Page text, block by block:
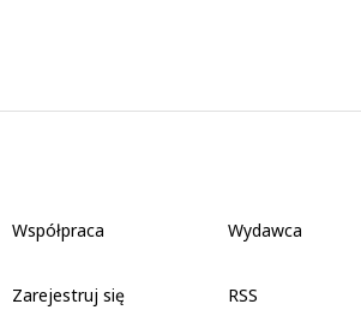
Współpraca Wydawca
Zarejestruj się
RSS